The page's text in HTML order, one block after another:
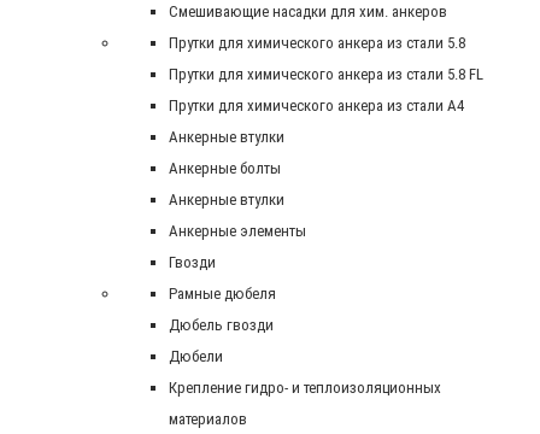
Смешивающие насадки для хим. анкеров
Прутки для химического анкера из стали 5.8
Прутки для химического анкера из стали 5.8 FL
Прутки для химического анкера из стали А4
Анкерные втулки
Анкерные болты
Анкерные втулки
Анкерные элементы
Гвозди
Рамные дюбеля
Дюбель гвозди
Дюбели
Крепление гидро- и теплоизоляционных
материалов